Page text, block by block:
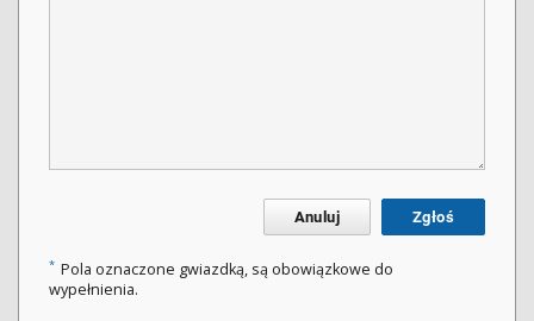
Anuluj Zgłoś
* Pola oznaczone gwiazdką, są obowiązkowe do
wypełnienia.